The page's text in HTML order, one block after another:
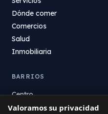
Dónde comer
Comercios
Salud
Inmobiliaria
BARRIOS
Centro
La Atunara
Valoramos su privacidad